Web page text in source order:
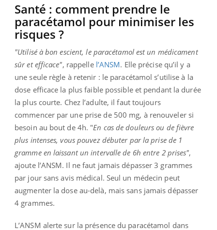
Santé : comment prendre le
paracétamol pour minimiser les
risques ?
"Utilisé à bon escient, le paracétamol est un médicament
sûr et efficace", rappelle l’ANSM. Elle précise qu’il y a
une seule règle à retenir : le paracétamol s’utilise à la
dose efficace la plus faible possible et pendant la durée
la plus courte. Chez l’adulte, il faut toujours
commencer par une prise de 500 mg, à renouveler si
besoin au bout de 4h. "En cas de douleurs ou de fièvre
plus intenses, vous pouvez débuter par la prise de 1
gramme en laissant un intervalle de 6h entre 2 prises",
ajoute l’ANSM. Il ne faut jamais dépasser 3 grammes
par jour sans avis médical. Seul un médecin peut
augmenter la dose au-delà, mais sans jamais dépasser
4 grammes.
L’ANSM alerte sur la présence du paracétamol dans